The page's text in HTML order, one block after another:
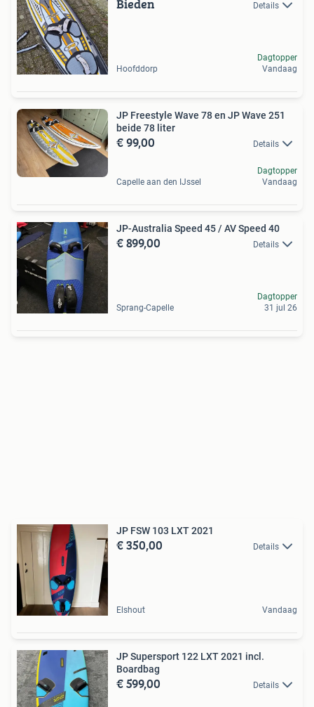
Details
Hoofddorp
Dagtopper
Vandaag
JP Freestyle Wave 78 en JP Wave 251
beide 78 liter
€ 99,00 Details
Capelle aan den IJssel
Dagtopper
Vandaag
JP-Australia Speed 45 / AV Speed 40
€ 899,00 Details
Sprang-Capelle
Dagtopper
31 jul 26
JP FSW 103 LXT 2021
€ 350,00 Details
Elshout Vandaag
JP Supersport 122 LXT 2021 incl.
Boardbag
€ 599,00 Details